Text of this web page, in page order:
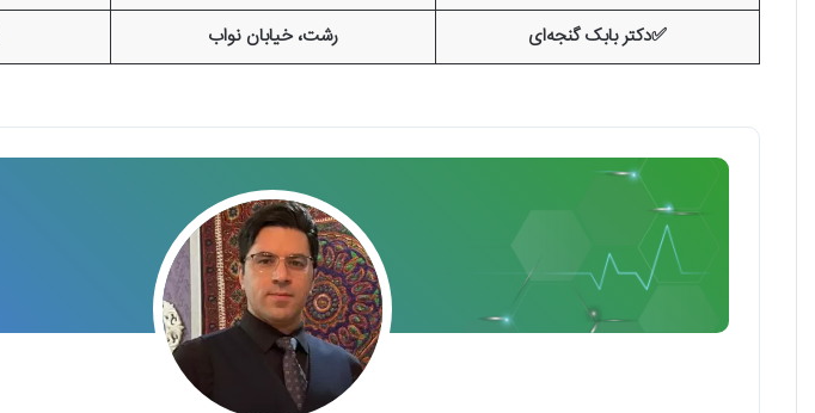
✅دکتر بابک گنجه‌ای
رشت، خیابان نواب